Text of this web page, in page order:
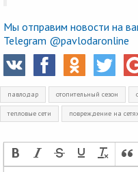
Мы отправим новости на
Telegram @pavlodaronline
павлодар отопительный сезон
тепловые сети повреждение на